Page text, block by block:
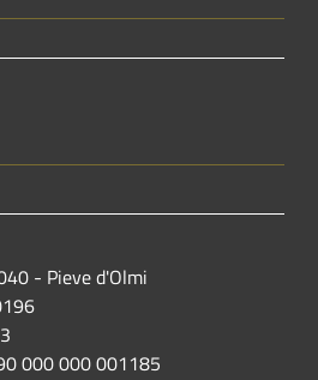
- Pieve d'Olmi
000 000 001185